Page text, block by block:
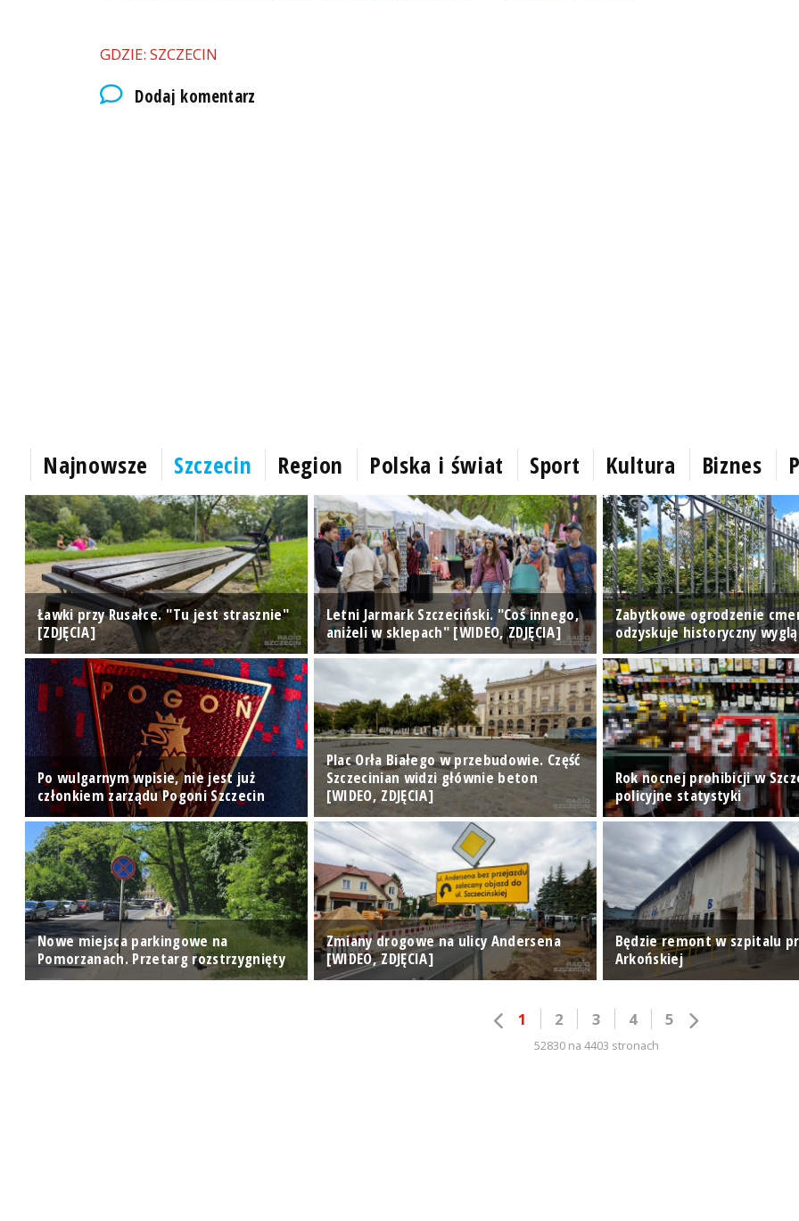
GDZIE: SZCZECIN
Dodaj komentarz
Najnowsze Szczecin Region Polska i świat Sport Kultura Biznes
Ławki przy Rusałce. "Tu jest strasznie"
[ZDJĘCIA]
Letni Jarmark Szczeciński. "Coś innego,
aniżeli w sklepach" [WIDEO, ZDJĘCIA]
Zabytkowe ogrodzenie
odzyskuje historyczny
Po wulgarnym wpisie, nie jest już
członkiem zarządu Pogoni Szczecin
Plac Orła Białego w przebudowie. Część
Szczecinian widzi głównie beton
[WIDEO, ZDJĘCIA]
Rok nocnej prohibicji w
policyjne statystyki
Nowe miejsca parkingowe na
Pomorzanach. Przetarg rozstrzygnięty
Zmiany drogowe na ulicy Andersena
[WIDEO, ZDJĘCIA]
Będzie remont w szpitalu
Arkońskiej
1 2 3 4 5
52830 na 4403 stronach